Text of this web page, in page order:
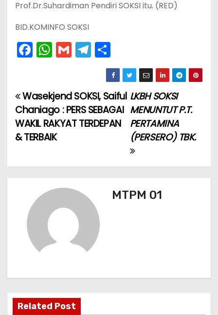
Prof.Dr.Suhardiman Pendiri SOKSI itu. (RED)
BID.KOMINFO SOKSI
F
a
e
b
o
o
W
h
ts
A
p
p
G
m
l
T
el
gr
a
m
h
ar
e
N
a
v
g
o
s
LKBH SOKSI
MENUNTUT P.T.
PERTAMINA
(PERSERO) TBK.
Wasekjend SOKSI, Saiful
Chaniago : PERS SEBAGAI
WAKIL RAKYAT TERDEPAN
& TERBAIK
MTPM 01
Related Post